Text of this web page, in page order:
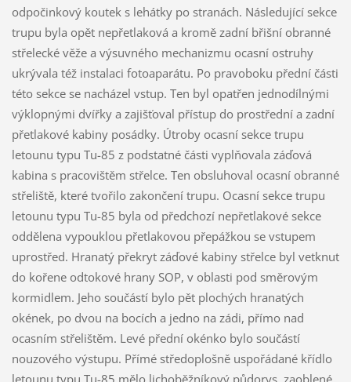
odpočinkový koutek s lehátky po stranách. Následující sekce
trupu byla opět nepřetlaková a kromě zadní břišní obranné
střelecké věže a výsuvného mechanizmu ocasní ostruhy
ukrývala též instalaci fotoaparátu. Po pravoboku přední části
této sekce se nacházel vstup. Ten byl opatřen jednodílnými
výklopnými dvířky a zajišťoval přístup do prostřední a zadní
přetlakové kabiny posádky. Útroby ocasní sekce trupu
letounu typu Tu-85 z podstatné části vyplňovala záďová
kabina s pracovištěm střelce. Ten obsluhoval ocasní obranné
střeliště, které tvořilo zakončení trupu. Ocasní sekce trupu
letounu typu Tu-85 byla od předchozí nepřetlakové sekce
oddělena vypouklou přetlakovou přepážkou se vstupem
uprostřed. Hranatý překryt záďové kabiny střelce byl vetknut
do kořene odtokové hrany SOP, v oblasti pod směrovým
kormidlem. Jeho součástí bylo pět plochých hranatých
okének, po dvou na bocích a jedno na zádi, přímo nad
ocasním střelištěm. Levé přední okénko bylo součástí
nouzového výstupu. Přímé středoplošně uspořádané křídlo
letounu typu Tu-85 mělo lichoběžníkový půdorys, zaoblené